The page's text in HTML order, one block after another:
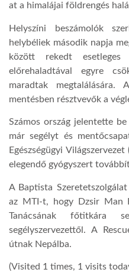
at a himalájai földrengés
Helyszíni beszámolók
helybéliek második napja
között rekedt
előrehaladtával egyre
maradtak
mentésben résztvevők a
Számos ország jelentette
már segélyt és
Egészségügyi
elegendő gyógyszert
A Baptista
az MTI-t, hogy Dzsir Man
Tanácsának főtitkára
segélyszervezettől. A
útnak Nepálba.
(Visited 1 times, 1 visits